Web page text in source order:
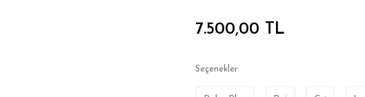
7.500,00 TL
Seçenekler